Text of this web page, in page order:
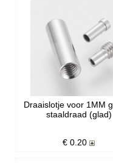
Draaislotje voor 1MM
staaldraad (glad)
€ 0.20